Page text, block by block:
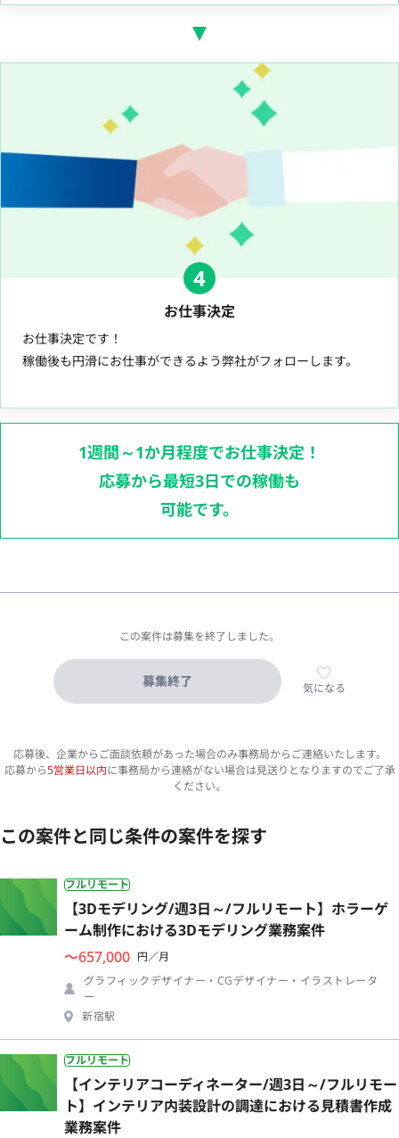
4
お仕事決定
お仕事決定です！
稼働後も円滑にお仕事ができるよう弊社がフォローします。
1週間～1か月程度でお仕事決定！
応募から最短3日での稼働も
可能です。
この案件は募集を終了しました。
募集終了 気になる
応募後、企業からご面談依頼があった場合のみ事務局からご連絡いたします。
応募から5営業日以内に事務局から連絡がない場合は見送りとなりますのでご了承
ください。
この案件と同じ条件の案件を探す
フルリモート
【3Dモデリング/週3日～/フルリモート】ホラーゲ
ーム制作における3Dモデリング業務案件
〜657,000 円／月
グラフィックデザイナー・CGデザイナー・イラストレータ
ー
新宿駅
フルリモート
【インテリアコーディネーター/週3日～/フルリモー
ト】インテリア内装設計の調達における見積書作成
業務案件